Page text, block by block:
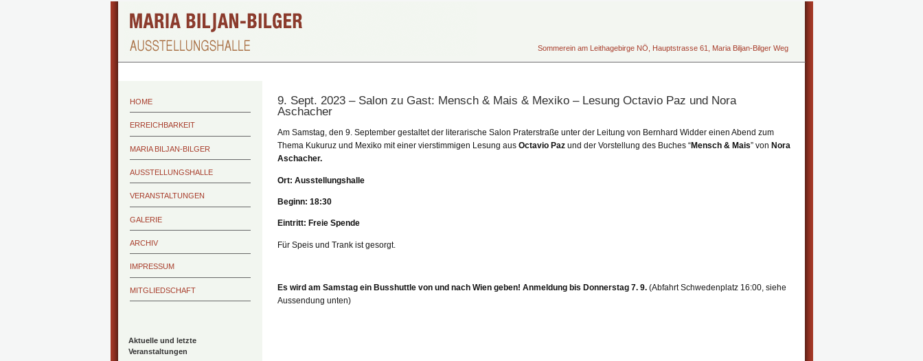
Sommerein am Leithagebirge NÖ, Hauptstrasse 61, Maria Biljan-Bilger Weg
9. Sept. 2023 – Salon zu Gast: Mensch & Mais & Mexiko – Lesung Octavio Paz und Nora
Aschacher
Am Samstag, den 9. September gestaltet der literarische Salon Praterstraße unter der Leitung von Bernhard Widder einen Abend zum
Thema Kukuruz und Mexiko mit einer vierstimmigen Lesung aus Octavio Pazund der Vorstellung des Buches “Mensch & Mais” von Nora
Aschacher.
Ort: Ausstellungshalle
Beginn: 18:30
Eintritt: Freie Spende
Für Speis und Trank ist gesorgt.
Es wird am Samstag ein Busshuttle von und nach Wien geben! Anmeldung bis Donnerstag 7. 9. (Abfahrt Schwedenplatz 16:00, siehe
Aussendung unten)
HOME
ERREICHBARKEIT
MARIA BILJAN-BILGER
AUSSTELLUNGSHALLE
VERANSTALTUNGEN
GALERIE
ARCHIV
IMPRESSUM
MITGLIEDSCHAFT
Aktuelle und letzte
Veranstaltungen